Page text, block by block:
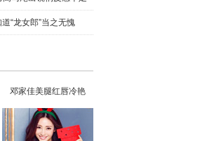
“龙女郎”当之无愧
邓家佳美腿红唇冷艳